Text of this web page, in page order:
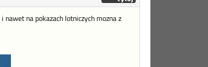
na pokazach lotniczych mozna z